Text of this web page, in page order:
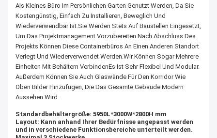
Als Kleines Büro Im Persönlichen Garten Genutzt Werden, Da Sie
Kostengünstig, Einfach Zu Installieren, Beweglich Und
Wiederverwendbar Ist.Sie Werden Stets Auf Baustellen Eingesetzt,
Um Das Projektmanagement Vorzubereiten.Nach Abschluss Des
Projekts Können Diese Containerbüros An Einen Anderen Standort
Verlegt Und Wiederverwendet Werden.Wir Können Sogar Mehrere
Einheiten Mit Behältern VerbindenEs Ist Sehr Flexibel Und Modular.
Außerdem Können Sie Auch Glaswände Für Den Korridor Wie
Oben Bilder Hinzufügen, Die Das Gesamte Gebäude Modern
Aussehen Wird.
Standardbehältergröße: 5950L*3000W*2800H mm
Layout: Kann anhand Ihrer Bedürfnisse angepasst werden
und in verschiedene Funktionsbereiche unterteilt werden.